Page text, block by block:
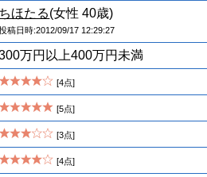
ちほたる(女性 40歳)
稿日時:2012/09/17 12:29:27
万円以上400万円未満
[4点]
[5点]
[3点]
[4点]